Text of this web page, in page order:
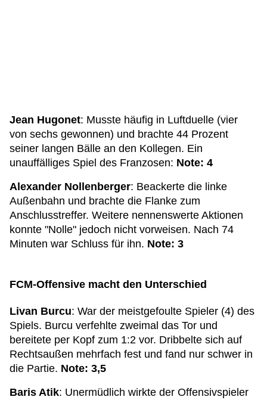
Jean Hugonet: Musste häufig in Luftduelle (vier
von sechs gewonnen) und brachte 44 Prozent
seiner langen Bälle an den Kollegen. Ein
unauffälliges Spiel des Franzosen: Note: 4
Alexander Nollenberger: Beackerte die linke
Außenbahn und brachte die Flanke zum
Anschlusstreffer. Weitere nennenswerte Aktionen
konnte "Nolle" jedoch nicht vorweisen. Nach 74
Minuten war Schluss für ihn. Note: 3
FCM-Offensive macht den Unterschied
Livan Burcu: War der meistgefoulte Spieler (4) des
Spiels. Burcu verfehlte zweimal das Tor und
bereitete per Kopf zum 1:2 vor. Dribbelte sich auf
Rechtsaußen mehrfach fest und fand nur schwer in
die Partie. Note: 3,5
Baris Atik: Unermüdlich wirkte der Offensivspieler